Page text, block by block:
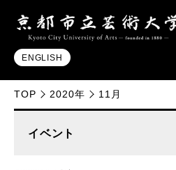
ENGLISH
TOP 2020年 11月
イベント